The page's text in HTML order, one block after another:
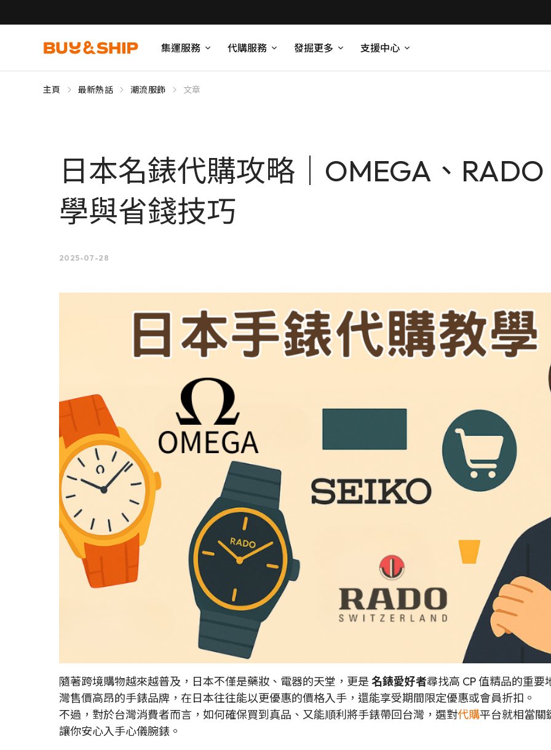
集運服務 代購服務 發掘更多 支援中心
主頁 最新熱話 潮流服飾 文章
日本名錶代購攻略｜OMEGA、
學與省錢技巧
2025-07-28
隨著跨境購物越來越普及，日本不僅是藥妝、電器的天堂，更是 名錶愛好者尋找高 CP 值精品的重要
灣售價高昂的手錶品牌，在日本往往能以更優惠的價格入手，還能享受期間限定優惠或會員折扣。
不過，對於台灣消費者而言，如何確保買到真品、又能順利將手錶帶回台灣，選對代購平台就相當關
讓你安心入手心儀腕錶。